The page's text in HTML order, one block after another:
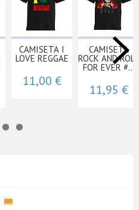
CAMISETA I
LOVE REGGAE
11,00 €
CAMISETA
ROCK AND ROLL
FOR EVER #...
11,95 €